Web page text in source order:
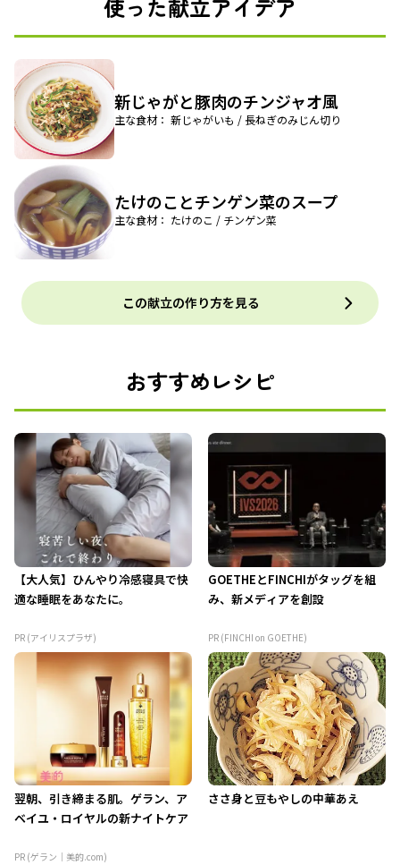
使った献立アイデア
新じゃがと豚肉のチンジャオ風
主な食材： 新じゃがいも / 長ねぎのみじん切り
たけのことチンゲン菜のスープ
主な食材： たけのこ / チンゲン菜
この献立の作り方を見る
おすすめレシピ
【大人気】ひんやり冷感寝具で快
適な睡眠をあなたに。
PR (アイリスプラザ)
GOETHEとFINCHIがタッグを組
み、新メディアを創設
PR (FINCHI on GOETHE)
翌朝、引き締まる肌。ゲラン、ア
ベイユ・ロイヤルの新ナイトケア
PR (ゲラン｜美的.com)
ささ身と豆もやしの中華あえ